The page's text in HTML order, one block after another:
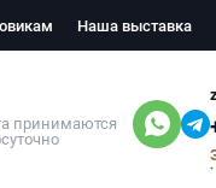
Наша выставка
принимаются